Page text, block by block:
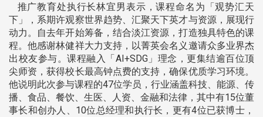
推广教育处执行长林宜男表示，课程命名为「观势汇天
下」，系期许观察世界趋势、汇聚天下英才与资源，展现行
动力。自去年开始筹备，结合淡江资源，打造独具特色的课
程。他感谢林健祥大力支持，以菁英会名义邀请众多业界杰
出校友参与。课程融入「AI+SDG」理念，更集结逾百位顶
尖师资，获得校长最高钟点费的支持，确保优质学习环境。
他说明此次参与课程的47位学员，行业涵盖科技、能源、传
播、食品、餐饮、生医、人资、金融和法律，其中有15位董
事长和创办人、10位总经理和执行长，更有4位已获博士，